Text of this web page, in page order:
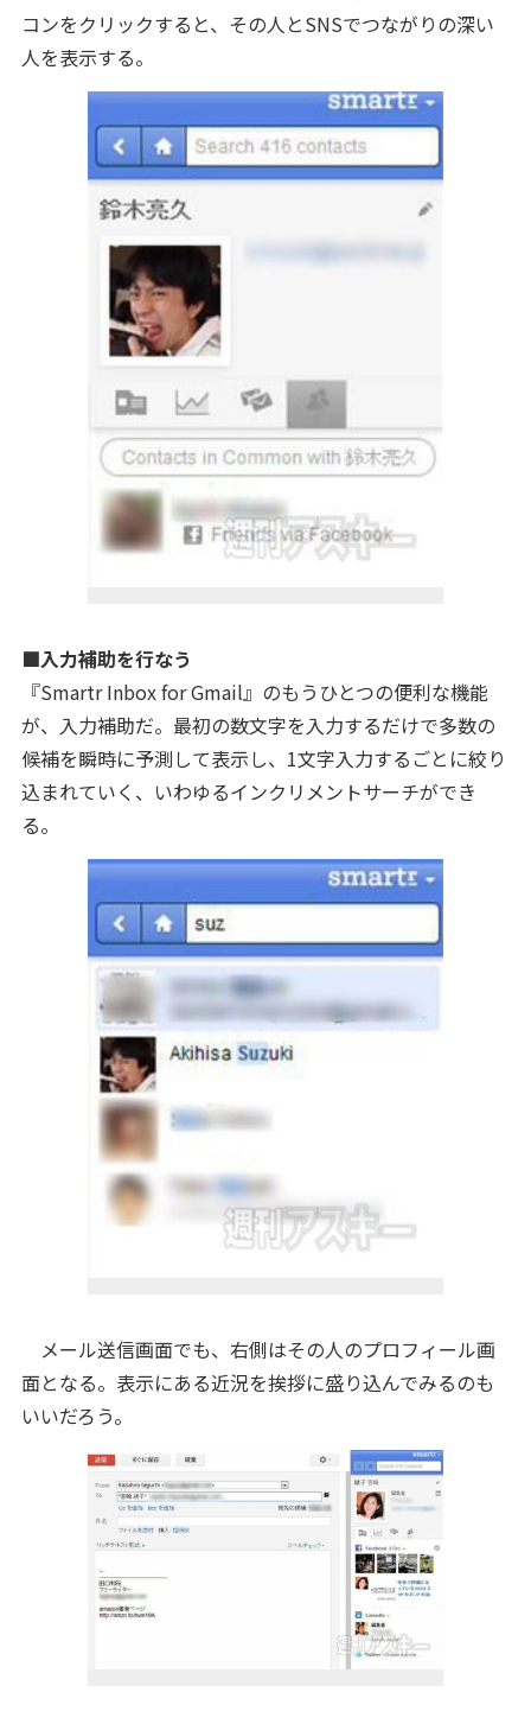
コンをクリックすると、その人とSNSでつながりの深い
人を表示する。
■入力補助を行なう
『Smartr Inbox for Gmail』のもうひとつの便利な機能
が、入力補助だ。最初の数文字を入力するだけで多数の
候補を瞬時に予測して表示し、1文字入力するごとに絞り
込まれていく、いわゆるインクリメントサーチができ
る。
メール送信画面でも、右側はその人のプロフィール画
面となる。表示にある近況を挨拶に盛り込んでみるのも
いいだろう。